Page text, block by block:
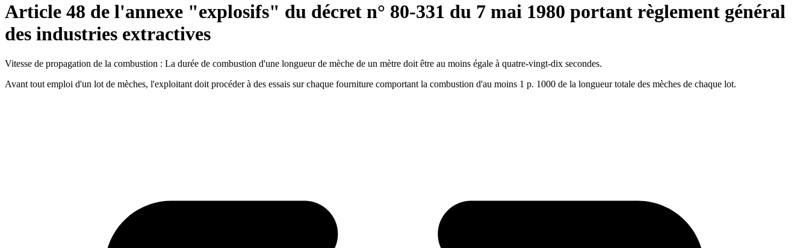
Article 48 de l'annexe "explosifs" du décret n° 80-331 du 7 mai 1980 portant règlement général
des industries extractives
Vitesse de propagation de la combustion : La durée de combustion d'une longueur de mèche de un mètre doit être au moins égale à quatre-vingt-dix secondes.
Avant tout emploi d'un lot de mèches, l'exploitant doit procéder à des essais sur chaque fourniture comportant la combustion d'au moins 1 p. 1000 de la longueur totale des mèches de chaque lot.